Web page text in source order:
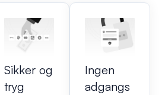
Sikker og
tryg
Ingen
adgangs